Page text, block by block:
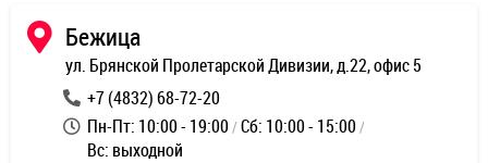
Бежица
ул. Брянской Пролетарской Дивизии, д.22, офис 5
+7 (4832) 68-72-20
Пн-Пт: 10:00 - 19:00 Сб: 10:00 - 15:00
Вс: выходной